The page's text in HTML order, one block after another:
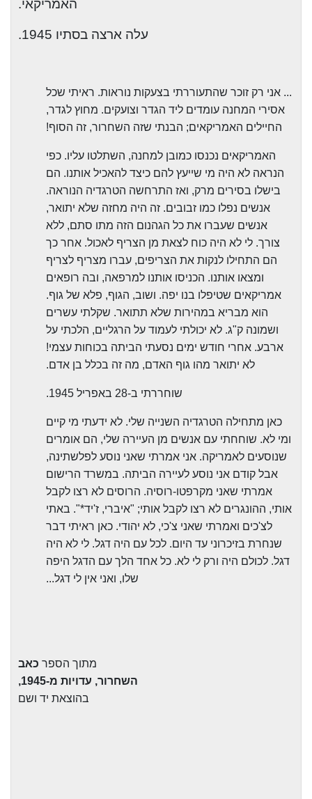
האמריקאי.
עלה ארצה בסתיו 1945.
... אני רק זוכר שהתעוררתי בצעקות נוראות. ראיתי שכל
אסירי המחנה עומדים ליד הגדר וצועקים. מחוץ לגדר,
החיילים האמריקאים; הבנתי שזה השחרור, זה הסוף!
האמריקאים נכנסו כמובן למחנה, השתלטו עליו. כפי
הנראה לא היה מי שייעץ להם כיצד להאכיל אותנו. הם
בישלו בסירים מרק, ואז התרחשה הטרגדיה הנוראה.
אנשים נפלו כמו זבובים. זה היה מחזה שלא יתואר,
אנשים שעברו את כל הגהנום הזה מתו סתם, ללא
צורך. לי לא היה כוח לצאת מן הצריף לאכול. אחר כך
הם התחילו לנקות את הצריפים, עברו מצריף לצריף
ומצאו אותנו. הכניסו אותנו למרפאה, ובה רופאים
אמריקאים שטיפלו בנו יפה. ושוב, הגוף, פלא של גוף.
הוא מבריא במהירות שלא תתואר. שקלתי עשרים
ושמונה ק"ג. לא יכולתי לעמוד על הרגליים, הלכתי על
ארבע. אחרי חודש ימים נסעתי הביתה בכוחות עצמי!
לא יתואר מהו גוף האדם, מה זה בכלל בן אדם.
שוחררתי ב-28 באפריל 1945.
כאן מתחילה הטרגדיה השנייה שלי. לא ידעתי מי קיים
ומי לא. שוחחתי עם אנשים מן העיירה שלי, הם אומרים
שנוסעים לאמריקה. אני אמרתי שאני נוסע לפלשתינה,
אבל קודם אני נוסע לעיירה הביתה. במשרד הרישום
אמרתי שאני מקרפטו-רוסיה. הרוסים לא רצו לקבל
אותי, ההונגרים לא רצו לקבל אותי; "איברי, ז'יד*". באתי
לצ'כים ואמרתי שאני צ'כי, לא יהודי. כאן ראיתי דבר
שנחרת בזיכרוני עד היום. לכל עם היה דגל. לי לא היה
דגל. לכולם היה ורק לי לא. כל אחד הלך עם הדגל היפה
שלו, ואני אין לי דגל...
מתוך הספר כאב
השחרור, עדויות מ-1945,
בהוצאת יד ושם